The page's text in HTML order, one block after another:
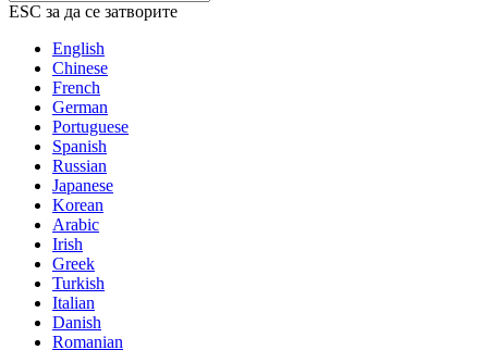
ESC за да се затворите
English
Chinese
French
German
Portuguese
Spanish
Russian
Japanese
Korean
Arabic
Irish
Greek
Turkish
Italian
Danish
Romanian